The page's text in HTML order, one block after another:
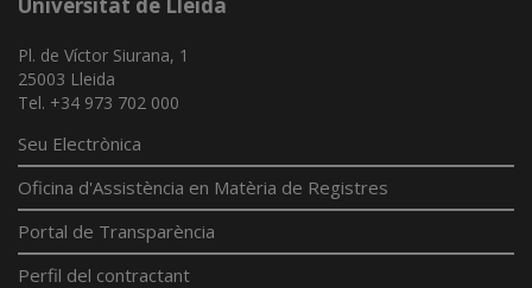
Pl. de Víctor Siurana, 1
25003 Lleida
Tel. +34 973 702 000
Seu Electrònica
Oficina d'Assistència en Matèria de Registres
Portal de Transparència
Perfil del contractant